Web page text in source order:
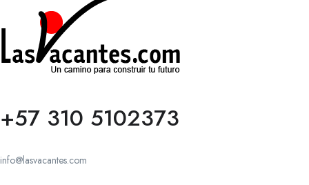
+57 310 5102373
info@lasvacantes.com